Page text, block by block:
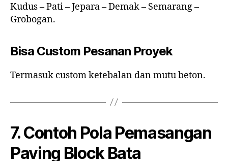
Kudus – Pati – Jepara – Demak – Semarang –
Grobogan.
Bisa Custom Pesanan Proyek
Termasuk custom ketebalan dan mutu beton.
7. Contoh Pola Pemasangan
Paving Block Bata